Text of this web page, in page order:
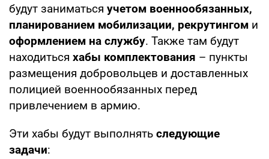
будут заниматься учетом военнообязанных,
планированием мобилизации, рекрутингом и
оформлением на службу. Также там будут
находиться хабы комплектования – пункты
размещения добровольцев и доставленных
полицией военнообязанных перед
привлечением в армию.
Эти хабы будут выполнять следующие
задачи: